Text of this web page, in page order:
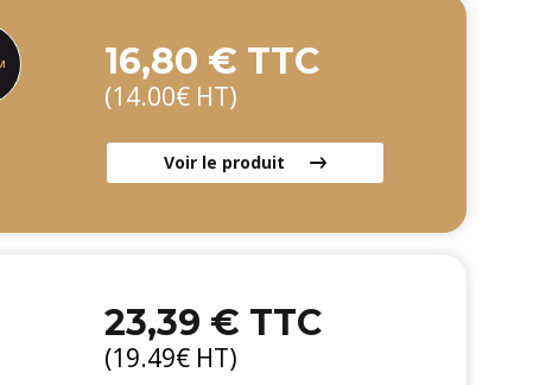
16,80 € TTC
(14.00€ HT)
Voir le produit
23,39 € TTC
(19.49€ HT)